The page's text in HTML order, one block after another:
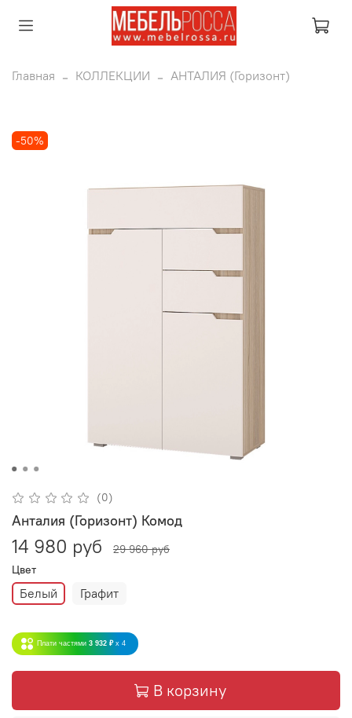
Главная КОЛЛЕКЦИИ АНТАЛИЯ (Горизонт)
-50%
(0)
Анталия (Горизонт) Комод
14 980 руб
29 960 руб
Цвет
Белый Графит
Плати частями 3 932 ₽ x 4
В корзину